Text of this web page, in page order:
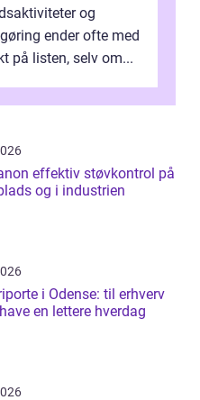
og
ender ofte med
på listen, selv om...
på
og i industrien
i Odense: til erhverv
en lettere hverdag